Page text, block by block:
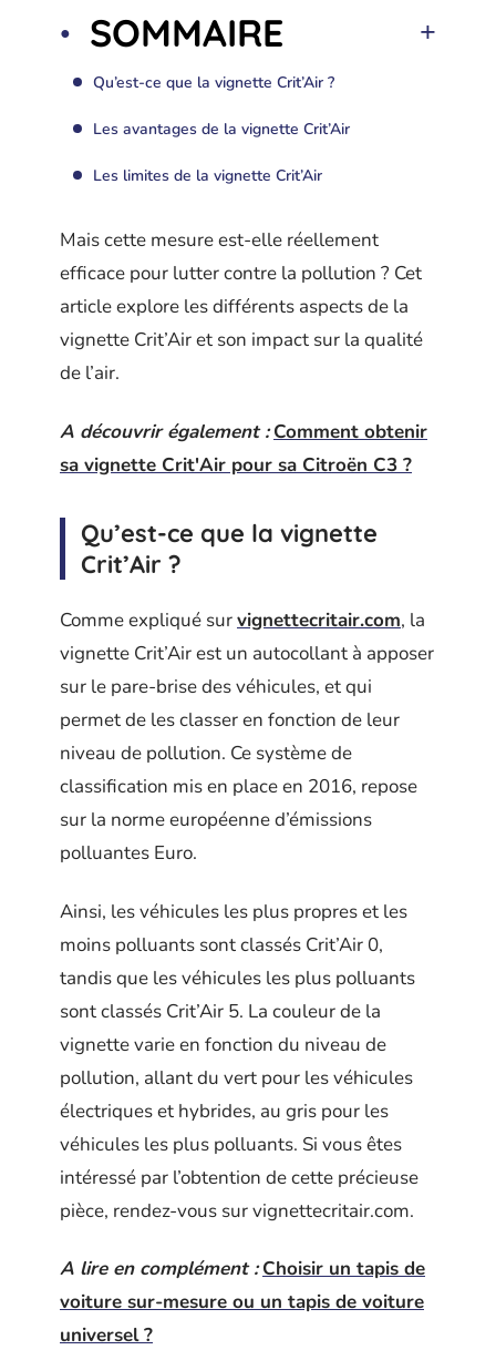
SOMMAIRE
Qu’est-ce que la vignette Crit’Air ?
Les avantages de la vignette Crit’Air
Les limites de la vignette Crit’Air
Mais cette mesure est-elle réellement
efficace pour lutter contre la pollution ? Cet
article explore les différents aspects de la
vignette Crit’Air et son impact sur la qualité
de l’air.
A découvrir également : Comment obtenir
sa vignette Crit'Air pour sa Citroën C3 ?
Qu’est-ce que la vignette
Crit’Air ?
Comme expliqué survignettecritair.com, la
vignette Crit’Air est un autocollant à apposer
sur le pare-brise des véhicules, et qui
permet de les classer en fonction de leur
niveau de pollution. Ce système de
classification mis en place en 2016, repose
sur la norme européenne d’émissions
polluantes Euro.
Ainsi, les véhicules les plus propres et les
moins polluants sont classés Crit’Air 0,
tandis que les véhicules les plus polluants
sont classés Crit’Air 5. La couleur de la
vignette varie en fonction du niveau de
pollution, allant du vert pour les véhicules
électriques et hybrides, au gris pour les
véhicules les plus polluants. Si vous êtes
intéressé par l’obtention de cette précieuse
pièce, rendez-vous sur vignettecritair.com.
A lire en complément : Choisir un tapis de
voiture sur-mesure ou un tapis de voiture
universel ?